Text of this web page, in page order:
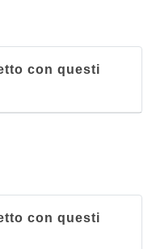
con questi
con questi